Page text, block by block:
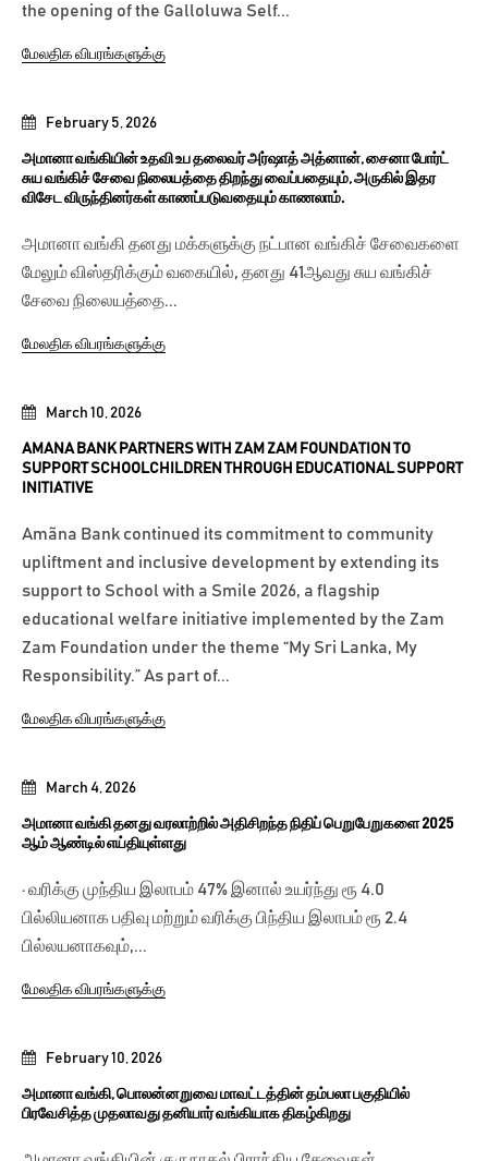
February 10, 2026
அமானா வங்கி, பொலன்னறுவை மாவட்டத்தின் தம்பலா பகுதியில்
பிரவேசித்த முதலாவது தனியார் வங்கியாக திகழ்கிறது
March 4, 2026
அமானா வங்கி தனது வரலாற்றில் அதிசிறந்த நிதிப் பெறுபேறுகளை 2025
ஆம் ஆண்டில் எய்தியுள்ளது
· வரிக்கு முந்திய இலாபம் 47% இனால் உயர்ந்து ரூ 4.0
பில்லியனாக பதிவு மற்றும் வரிக்கு பிந்திய இலாபம் ரூ 2.4
பில்லயனாகவும்,...
மேலதிக விபரங்களுக்கு
March 10, 2026
AMANA BANK PARTNERS WITH ZAM ZAM FOUNDATION TO
SUPPORT SCHOOLCHILDREN THROUGH EDUCATIONAL SUPPORT
INITIATIVE
Amãna Bank continued its commitment to community
upliftment and inclusive development by extending its
support to School with a Smile 2026, a flagship
educational welfare initiative implemented by the Zam
Zam Foundation under the theme “My Sri Lanka, My
Responsibility.” As part of...
மேலதிக விபரங்களுக்கு
February 5, 2026
அமானா வங்கியின் உதவி உப தலைவர் அர்ஷாத் அத்னான், சைனா போர்ட்
சுய வங்கிச் சேவை நிலையத்தை திறந்து வைப்பதையும், அருகில் இதர
விசேட விருந்தினர்கள் காணப்படுவதையும் காணலாம்.
அமானா வங்கி தனது மக்களுக்கு நட்பான வங்கிச் சேவைகளை
மேலும் விஸ்தரிக்கும் வகையில், தனது 41ஆவது சுய வங்கிச்
சேவை நிலையத்தை...
மேலதிக விபரங்களுக்கு
the opening of the Galloluwa Self...
மேலதிக விபரங்களுக்கு